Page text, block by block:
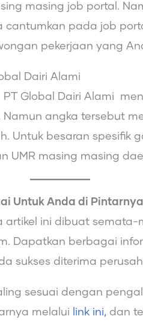
masing job portal.
pada job
pekerjaan yang
Dairi Alami
Global Dairi Alami
Namun angka tersebut
Untuk besaran spesifik
UMR masing masing
Untuk Anda di Pintarnya
artikel ini dibuat semata-
Dapatkan berbagai
sukses diterima
sesuai dengan
melalui
link ini, dan